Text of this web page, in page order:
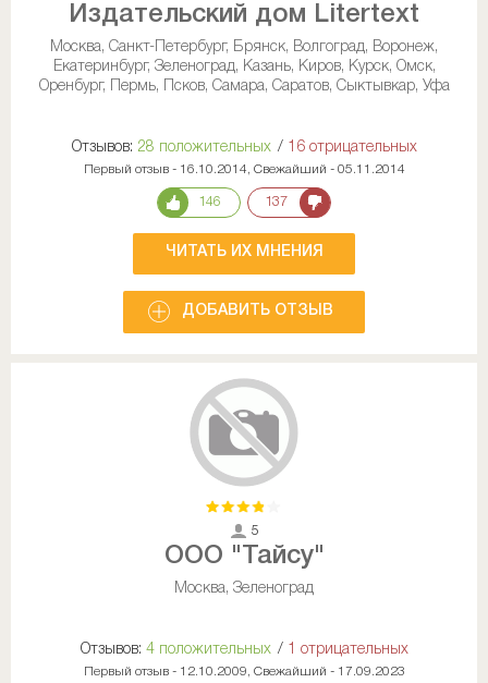
Издательский дом Litertext
Москва, Санкт-Петербург, Брянск, Волгоград, Воронеж,
Екатеринбург, Зеленоград, Казань, Киров, Курск, Омск,
Оренбург, Пермь, Псков, Самара, Саратов, Сыктывкар, Уфа
Отзывов: 28 положительных / 16 отрицательных
Первый отзыв - 16.10.2014, Свежайший - 05.11.2014
146 137
ЧИТАТЬ ИХ МНЕНИЯ
ДОБАВИТЬ ОТЗЫВ
5
ООО "Тайсу"
Москва, Зеленоград
Отзывов: 4 положительных / 1 отрицательных
Первый отзыв - 12.10.2009, Свежайший - 17.09.2023